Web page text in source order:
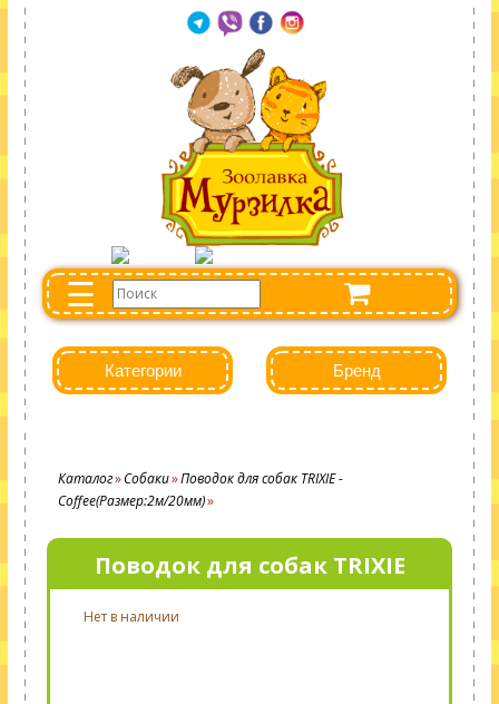
☰
Категории Бренд
Каталог Собаки Поводок для собак TRIXIE -
Coffee(Размер:2м/20мм)
Поводок для собак TRIXIE
Нет в наличии